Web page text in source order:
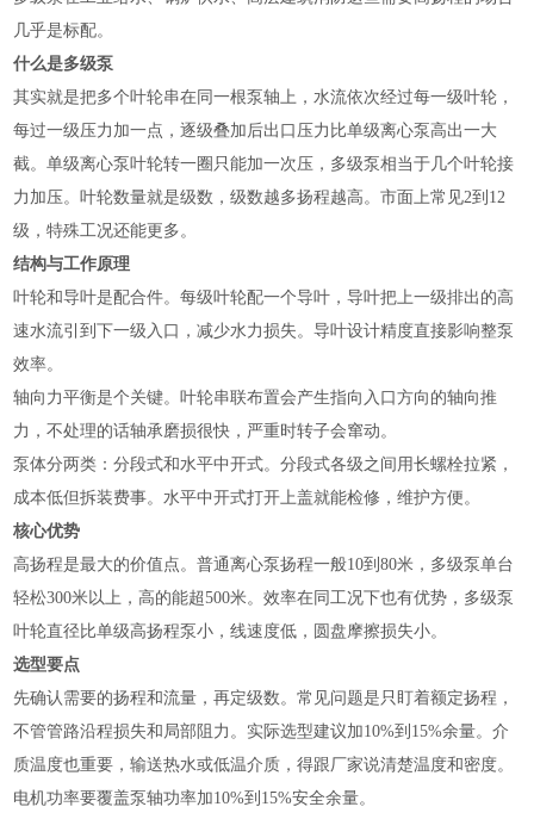
几乎是标配。
什么是多级泵
其实就是把多个叶轮串在同一根泵轴上，水流依次经过每一级叶轮，
每过一级压力加一点，逐级叠加后出口压力比单级离心泵高出一大
截。单级离心泵叶轮转一圈只能加一次压，多级泵相当于几个叶轮接
力加压。叶轮数量就是级数，级数越多扬程越高。市面上常见2到12
级，特殊工况还能更多。
结构与工作原理
叶轮和导叶是配合件。每级叶轮配一个导叶，导叶把上一级排出的高
速水流引到下一级入口，减少水力损失。导叶设计精度直接影响整泵
效率。
轴向力平衡是个关键。叶轮串联布置会产生指向入口方向的轴向推
力，不处理的话轴承磨损很快，严重时转子会窜动。
泵体分两类：分段式和水平中开式。分段式各级之间用长螺栓拉紧，
成本低但拆装费事。水平中开式打开上盖就能检修，维护方便。
核心优势
高扬程是最大的价值点。普通离心泵扬程一般10到80米，多级泵单台
轻松300米以上，高的能超500米。效率在同工况下也有优势，多级泵
叶轮直径比单级高扬程泵小，线速度低，圆盘摩擦损失小。
选型要点
先确认需要的扬程和流量，再定级数。常见问题是只盯着额定扬程，
不管管路沿程损失和局部阻力。实际选型建议加10%到15%余量。介
质温度也重要，输送热水或低温介质，得跟厂家说清楚温度和密度。
电机功率要覆盖泵轴功率加10%到15%安全余量。